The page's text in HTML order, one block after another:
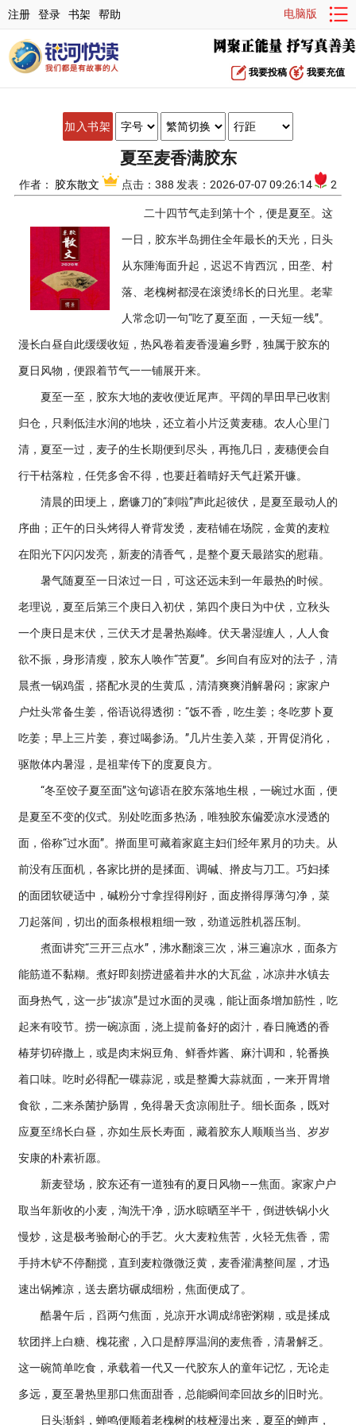
注册 登录 书架 帮助 电脑版
我要投稿 我要充值
加入书架
夏至麦香满胶东
作者： 胶东散文 点击：388 发表：2026-07-07 09:26:14 2
二十四节气走到第十个，便是夏至。这
一日，胶东半岛拥住全年最长的天光，日头
从东陲海面升起，迟迟不肯西沉，田垄、村
落、老槐树都浸在滚烫绵长的日光里。老辈
人常念叨一句“吃了夏至面，一天短一线”。
漫长白昼自此缓缓收短，热风卷着麦香漫遍乡野，独属于胶东的
夏日风物，便跟着节气一一铺展开来。
夏至一至，胶东大地的麦收便近尾声。平阔的旱田早已收割
归仓，只剩低洼水润的地块，还立着小片泛黄麦穗。农人心里门
清，夏至一过，麦子的生长期便到尽头，再拖几日，麦穗便会自
行干枯落粒，任凭多舍不得，也要赶着晴好天气赶紧开镰。
清晨的田埂上，磨镰刀的“刺啦”声此起彼伏，是夏至最动人的
序曲；正午的日头烤得人脊背发烫，麦秸铺在场院，金黄的麦粒
在阳光下闪闪发亮，新麦的清香气，是整个夏天最踏实的慰藉。
暑气随夏至一日浓过一日，可这还远未到一年最热的时候。
老理说，夏至后第三个庚日入初伏，第四个庚日为中伏，立秋头
一个庚日是末伏，三伏天才是暑热巅峰。伏天暑湿缠人，人人食
欲不振，身形清瘦，胶东人唤作“苦夏”。乡间自有应对的法子，清
晨煮一锅鸡蛋，搭配水灵的生黄瓜，清清爽爽消解暑闷；家家户
户灶头常备生姜，俗语说得透彻：“饭不香，吃生姜；冬吃萝卜夏
吃姜；早上三片姜，赛过喝参汤。”几片生姜入菜，开胃促消化，
驱散体内暑湿，是祖辈传下的度夏良方。
“冬至饺子夏至面”这句谚语在胶东落地生根，一碗过水面，便
是夏至不变的仪式。别处吃面多热汤，唯独胶东偏爱凉水浸透的
面，俗称“过水面”。擀面里可藏着家庭主妇们经年累月的功夫。从
前没有压面机，各家比拼的是揉面、调碱、擀皮与刀工。巧妇揉
的面团软硬适中，碱粉分寸拿捏得刚好，面皮擀得厚薄匀净，菜
刀起落间，切出的面条根根粗细一致，劲道远胜机器压制。
煮面讲究“三开三点水”，沸水翻滚三次，淋三遍凉水，面条方
能筋道不黏糊。煮好即刻捞进盛着井水的大瓦盆，冰凉井水镇去
面身热气，这一步“拔凉”是过水面的灵魂，能让面条增加筋性，吃
起来有咬节。捞一碗凉面，浇上提前备好的卤汁，春日腌透的香
椿芽切碎撒上，或是肉末焖豆角、鲜香炸酱、麻汁调和，轮番换
着口味。吃时必得配一碟蒜泥，或是整瓣大蒜就面，一来开胃增
食欲，二来杀菌护肠胃，免得暑天贪凉闹肚子。细长面条，既对
应夏至绵长白昼，亦如生辰长寿面，藏着胶东人顺顺当当、岁岁
安康的朴素祈愿。
新麦登场，胶东还有一道独有的夏日风物——焦面。家家户户
取当年新收的小麦，淘洗干净，沥水晾晒至半干，倒进铁锅小火
慢炒，这是极考验耐心的手艺。火大麦粒焦苦，火轻无焦香，需
手持木铲不停翻搅，直到麦粒微微泛黄，麦香灌满整间屋，才迅
速出锅摊凉，送去磨坊碾成细粉，焦面便成了。
酷暑午后，舀两勺焦面，兑凉开水调成绵密粥糊，或是揉成
软团拌上白糖、槐花蜜，入口是醇厚温润的麦焦香，清暑解乏。
这一碗简单吃食，承载着一代又一代胶东人的童年记忆，无论走
多远，夏至暑热里那口焦面甜香，总能瞬间牵回故乡的旧时光。
日头渐斜，蝉鸣便顺着老槐树的枝桠漫出来，夏至的蝉声，